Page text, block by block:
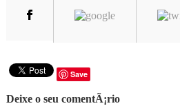
Save
Deixe o seu comentÃ¡rio